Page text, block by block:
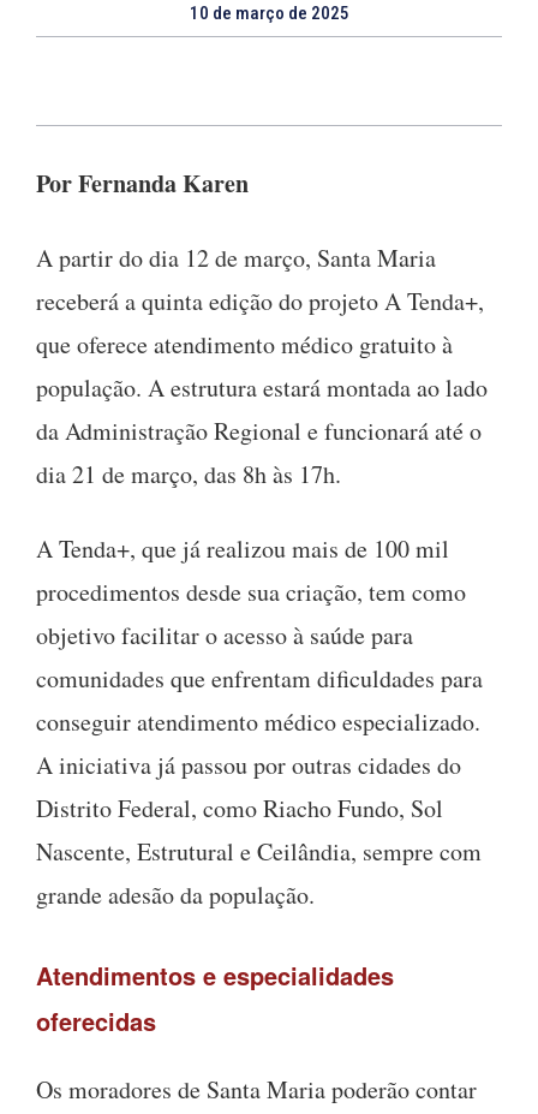
10 de março de 2025
Por Fernanda Karen
A partir do dia 12 de março, Santa Maria
receberá a quinta edição do projeto A Tenda+,
que oferece atendimento médico gratuito à
população. A estrutura estará montada ao lado
da Administração Regional e funcionará até o
dia 21 de março, das 8h às 17h.
A Tenda+, que já realizou mais de 100 mil
procedimentos desde sua criação, tem como
objetivo facilitar o acesso à saúde para
comunidades que enfrentam dificuldades para
conseguir atendimento médico especializado.
A iniciativa já passou por outras cidades do
Distrito Federal, como Riacho Fundo, Sol
Nascente, Estrutural e Ceilândia, sempre com
grande adesão da população.
Atendimentos e especialidades
oferecidas
Os moradores de Santa Maria poderão contar